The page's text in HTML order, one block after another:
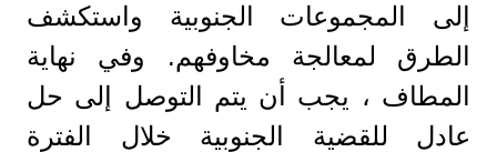
إلى المجموعات الجنوبية واستكشف
الطرق لمعالجة مخاوفهم. وفي نهاية
المطاف ، يجب أن يتم التوصل إلى حل
عادل للقضية الجنوبية خلال الفترة